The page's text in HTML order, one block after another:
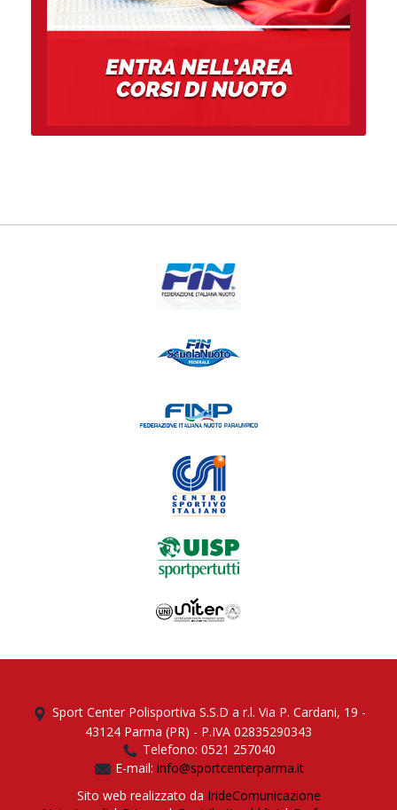
Sport Center Polisportiva S.S.D a r.l. Via P. Cardani, 19 -
43124 Parma (PR) - P.IVA 02835290343
Telefono: 0521 257040
E-mail: info@sportcenterparma.it
Sito web realizzato da IrideComunicazione